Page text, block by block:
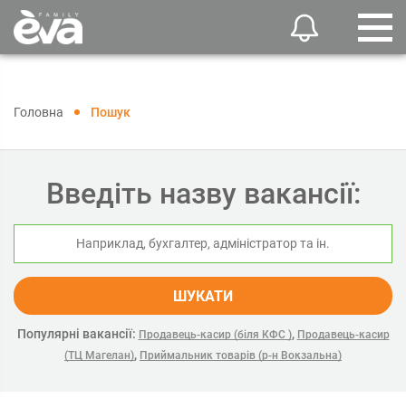
Головна Пошук
Введіть назву вакансії:
ШУКАТИ
Популярні вакансії: Продавець-касир (біля КФС ), Продавець-касир
(ТЦ Магелан), Приймальник товарів (р-н Вокзальна)